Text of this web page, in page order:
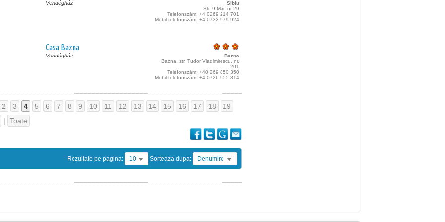
Sibiu
Str. 9 Mai, nr 29
Telefonszám: +4 0269 214 701
Mobil telefonszám: +4 0733 979 924
Vendégház
Casa Bazna
Bazna
Bazna, str. Tudor Vladimirescu, nr.
201
Telefonszám: +40 269 850 350
Mobil telefonszám: +4 0726 955 814
Vendégház
2 3 4 5 6 7 8 9 10 11 12 13 14 15 16 17 18
19
| Toate
Rezultate pe pagina: 10 Sorteaza dupa: Denumire